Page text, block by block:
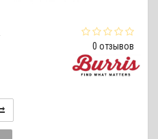
0 отзывов